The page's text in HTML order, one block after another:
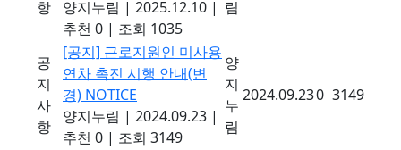
항
양지누림 | 2025.12.10 |
추천 0 | 조회 1035
림
공
지
사
항
[공지] 근로지원인 미사용
연차 촉진 시행 안내(변
경) NOTICE
양지누림 | 2024.09.23 |
추천 0 | 조회 3149
양
지
누
림
2024.09.230 3149